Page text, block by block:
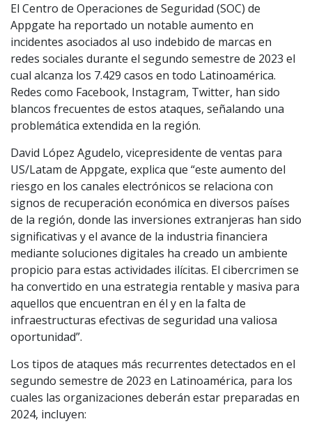
El Centro de Operaciones de Seguridad (SOC) de
Appgate ha reportado un notable aumento en
incidentes asociados al uso indebido de marcas en
redes sociales durante el segundo semestre de 2023 el
cual alcanza los 7.429 casos en todo Latinoamérica.
Redes como Facebook, Instagram, Twitter, han sido
blancos frecuentes de estos ataques, señalando una
problemática extendida en la región.
David López Agudelo, vicepresidente de ventas para
US/Latam de Appgate, explica que “este aumento del
riesgo en los canales electrónicos se relaciona con
signos de recuperación económica en diversos países
de la región, donde las inversiones extranjeras han sido
significativas y el avance de la industria financiera
mediante soluciones digitales ha creado un ambiente
propicio para estas actividades ilícitas. El cibercrimen se
ha convertido en una estrategia rentable y masiva para
aquellos que encuentran en él y en la falta de
infraestructuras efectivas de seguridad una valiosa
oportunidad”.
Los tipos de ataques más recurrentes detectados en el
segundo semestre de 2023 en Latinoamérica, para los
cuales las organizaciones deberán estar preparadas en
2024, incluyen: